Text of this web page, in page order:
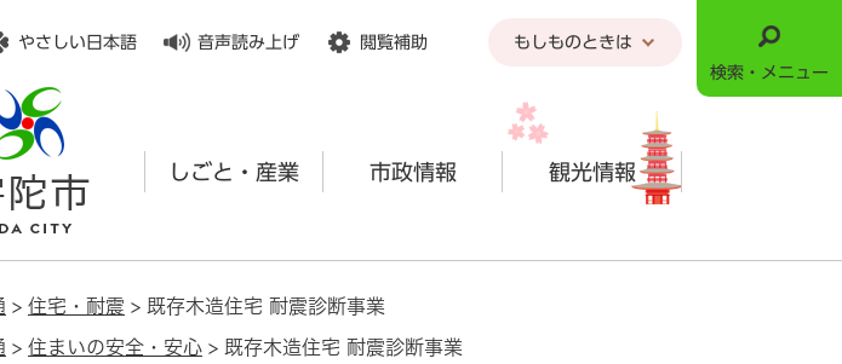
やさしい日本語 音声読み上げ 閲覧補助 もしものときは
しごと・産業 市政情報 観光情報
検索・メニュー
> 住宅・耐震 > 既存木造住宅 耐震診断事業
> 住まいの安全・安心 > 既存木造住宅 耐震診断事業